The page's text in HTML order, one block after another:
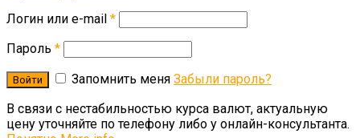
Логин или e-mail *
Пароль *
Запомнить меня Забыли пароль?
В связи c нестабильностью курса валют, актуальную
цену уточняйте по телефону либо у онлайн-консультанта.